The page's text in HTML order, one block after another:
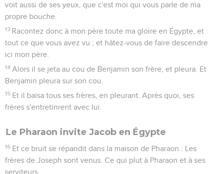
voit aussi de ses yeux, que c'est moi qui vous parle de ma
propre bouche.
13 Racontez donc à mon père toute ma gloire en Égypte, et
tout ce que vous avez vu ; et hâtez-vous de faire descendre
ici mon père.
14 Alors il se jeta au cou de Benjamin son frère, et pleura. Et
Benjamin pleura sur son cou.
15 Et il baisa tous ses frères, en pleurant. Après quoi, ses
frères s'entretinrent avec lui.
Le Pharaon invite Jacob en Égypte
16 Et ce bruit se répandit dans la maison de Pharaon : Les
frères de Joseph sont venus. Ce qui plut à Pharaon et à ses
serviteurs.